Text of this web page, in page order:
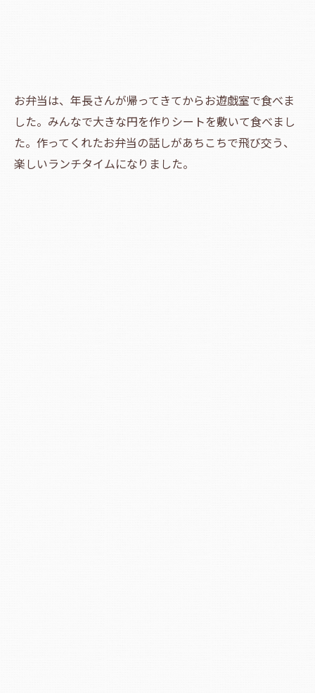
お弁当は、年長さんが帰ってきてからお遊戯室で食べま
した。みんなで大きな円を作りシートを敷いて食べまし
た。作ってくれたお弁当の話しがあちこちで飛び交う、
楽しいランチタイムになりました。